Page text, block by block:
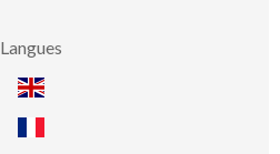
Langues